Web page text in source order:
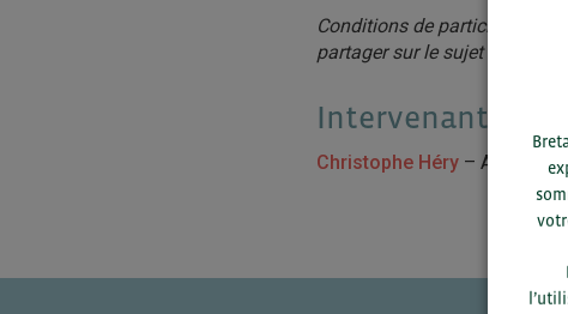
Conditions de participation :
partager sur le sujet
Intervenant
Christophe Héry – Avocat